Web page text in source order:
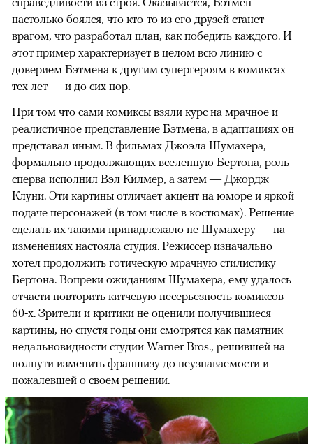
настолько боялся, что кто-то из его друзей станет
врагом, что разработал план, как победить каждого. И
этот пример характеризует в целом всю линию с
доверием Бэтмена к другим супергероям в комиксах
тех лет — и до сих пор.
При том что сами комиксы взяли курс на мрачное и
реалистичное представление Бэтмена, в адаптациях он
представал иным. В фильмах Джоэла Шумахера,
формально продолжающих вселенную Бертона, роль
сперва исполнил Вэл Килмер, а затем — Джордж
Клуни. Эти картины отличает акцент на юморе и яркой
подаче персонажей (в том числе в костюмах). Решение
сделать их такими принадлежало не Шумахеру — на
изменениях настояла студия. Режиссер изначально
хотел продолжить готическую мрачную стилистику
Бертона. Вопреки ожиданиям Шумахера, ему удалось
отчасти повторить китчевую несерьезность комиксов
60-х. Зрители и критики не оценили получившиеся
картины, но спустя годы они смотрятся как памятник
недальновидности студии Warner Bros., решившей на
полпути изменить франшизу до неузнаваемости и
пожалевшей о своем решении.